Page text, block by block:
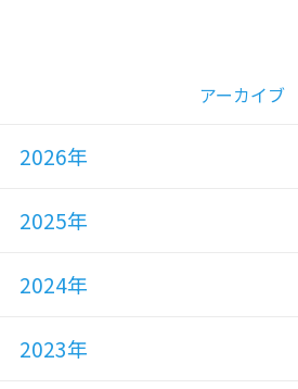
アーカイブ
2026年
2025年
2024年
2023年